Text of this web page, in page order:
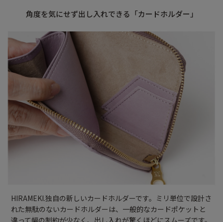
角度を気にせず出し入れできる「カードホルダー」
HIRAMEKI.独自の新しいカードホルダーです。ミリ単位で設計さ
れた無駄のないカードホルダーは、一般的なカードポケットと
違って幅の制約が少なく、出し入れが驚くほどにスムーズです。